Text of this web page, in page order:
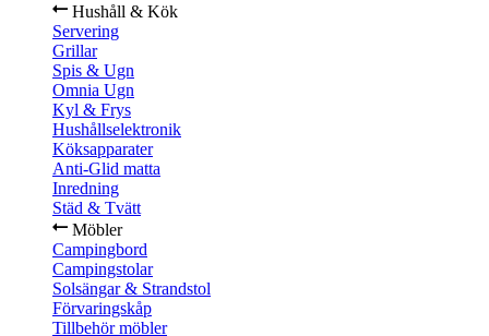
Hushåll & Kök
Servering
Grillar
Spis & Ugn
Omnia Ugn
Kyl & Frys
Hushållselektronik
Köksapparater
Anti-Glid matta
Inredning
Städ & Tvätt
Möbler
Campingbord
Campingstolar
Solsängar & Strandstol
Förvaringskåp
Tillbehör möbler